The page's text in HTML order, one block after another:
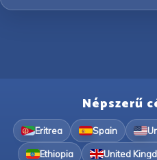
Népszerű
Eritrea Spain
Ethiopia United